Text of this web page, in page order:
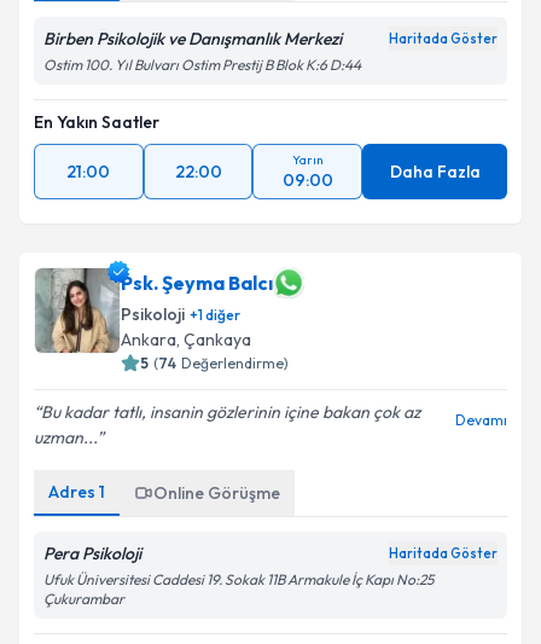
Birben Psikolojik ve Danışmanlık Merkezi Haritada Göster
Ostim 100. Yıl Bulvarı Ostim Prestij B Blok K:6 D:44
En Yakın Saatler
21:00 22:00
Yarın
09:00 Daha Fazla
Psk. Şeyma Balcı
Psikoloji +1diğer
Ankara, Çankaya
5 (74 Değerlendirme)
Bu kadar tatlı, insanin gözlerinin içine bakan çok az
uzman...
Devamı
Adres 1 Online Görüşme
Pera Psikoloji Haritada Göster
Ufuk Üniversitesi Caddesi 19. Sokak 11B Armakule İç Kapı No:25
Çukurambar